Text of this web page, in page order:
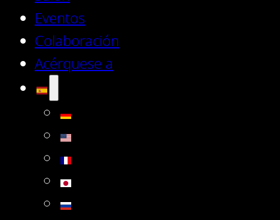
Eventos
Colaboración
Acérquese a